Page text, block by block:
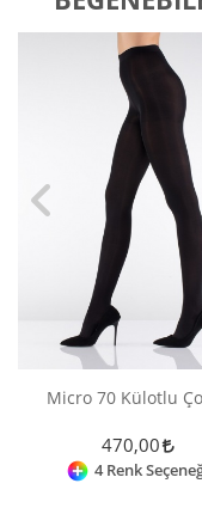
Micro 70 Külotlu
470,00
4 Renk